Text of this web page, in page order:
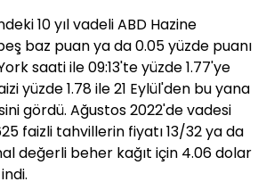
10 yıl vadeli ABD Hazine
baz puan ya da 0.05 yüzde puanı
saati ile 09:13'te yüzde 1.77'ye
yüzde 1.78 ile 21 Eylül'den bu yana
gördü. Ağustos 2022'de vadesi
faizli tahvillerin fiyatı 13/32 ya da
değerli beher kağıt için 4.06 dolar